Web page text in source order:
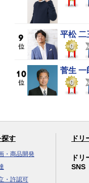
平松 二
0
菅生 一
0
す
・商品開発
・許認可
ドリ
ドリ
SNS